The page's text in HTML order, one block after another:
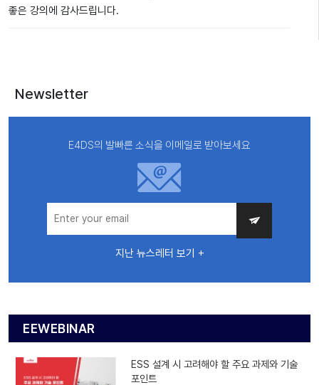
좋은 강의에 감사드립니다.
Newsletter
E4DS의 발빠른 소식을 이메일로 받아보세요
지난 뉴스레터 보기 +
EEWEBINAR
ESS 설계 시 고려해야 할 주요 과제와 기술
포인트